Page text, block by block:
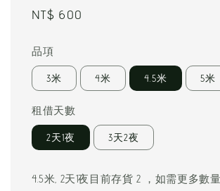
Regular
NT$ 600
品項
3米 4米 4.5米 5米
租借天數
2天1夜 3天2夜
4.5米, 2天1夜目前存貨 2 ，如需更多數